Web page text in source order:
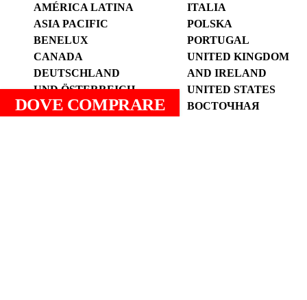
DOVE COMPRARE
AMÉRICA LATINA
ASIA PACIFIC
BENELUX
CANADA
DEUTSCHLAND
UND ÖSTERREICH
ESPANYA (CATALÀ)
ITALIA
POLSKA
PORTUGAL
UNITED KINGDOM
AND IRELAND
UNITED STATES
ВОСТОЧНАЯ